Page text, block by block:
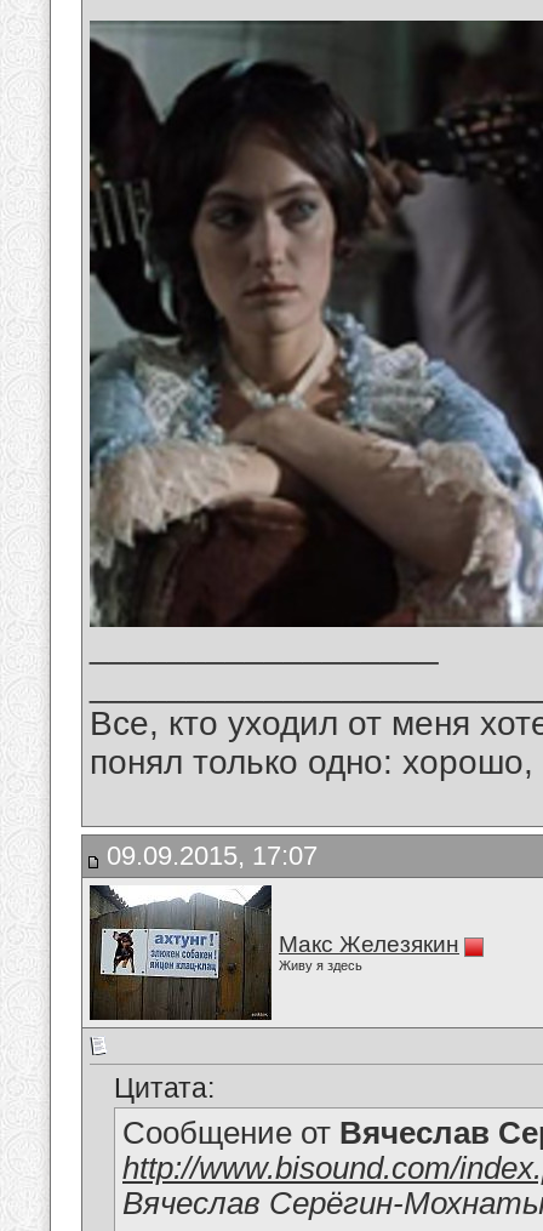
Все, кто уходил от меня
понял только одно:
09.09.2015, 17:07
Макс Железякин
Живу я здесь
Цитата:
Сообщение от Вячеслав
http://www.bisound.com/
Вячеслав Серёгин-